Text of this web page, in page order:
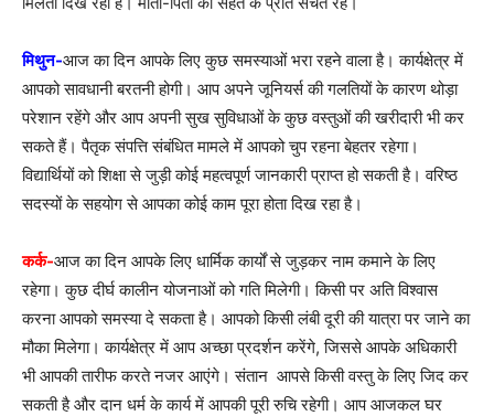
मिथुन-आज का दिन आपके लिए कुछ समस्याओं भरा रहने वाला है। कार्यक्षेत्र में
आपको सावधानी बरतनी होगी। आप अपने जूनियर्स की गलतियों के कारण थोड़ा
परेशान रहेंगे और आप अपनी सुख सुविधाओं के कुछ वस्तुओं की खरीदारी भी कर
सकते हैं। पैतृक संपत्ति संबंधित मामले में आपको चुप रहना बेहतर रहेगा।
विद्यार्थियों को शिक्षा से जुड़ी कोई महत्वपूर्ण जानकारी प्राप्त हो सकती है। वरिष्ठ
सदस्यों के सहयोग से आपका कोई काम पूरा होता दिख रहा है।
कर्क-आज का दिन आपके लिए धार्मिक कार्यों से जुड़कर नाम कमाने के लिए
रहेगा। कुछ दीर्घ कालीन योजनाओं को गति मिलेगी। किसी पर अति विश्वास
करना आपको समस्या दे सकता है। आपको किसी लंबी दूरी की यात्रा पर जाने का
मौका मिलेगा। कार्यक्षेत्र में आप अच्छा प्रदर्शन करेंगे, जिससे आपके अधिकारी
भी आपकी तारीफ करते नजर आएंगे। संतान आपसे किसी वस्तु के लिए जिद कर
सकती है और दान धर्म के कार्य में आपकी पूरी रुचि रहेगी। आप आजकल घर